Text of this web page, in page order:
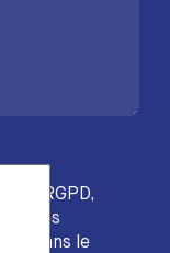
du RGPD,
les
dans le